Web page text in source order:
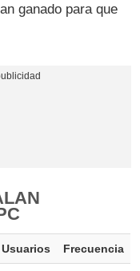
ganado para que
Usuarios Frecuencia